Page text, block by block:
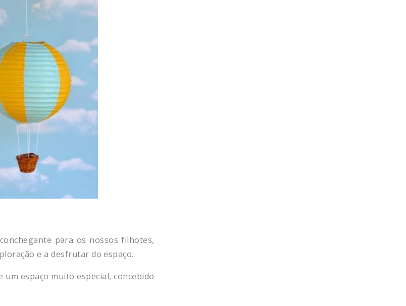
para os nossos filhotes,
e a desfrutar do espaço.
espaço muito especial, concebido